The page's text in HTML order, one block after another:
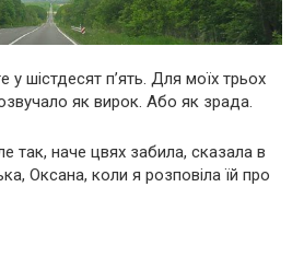
у шістдесят п’ять. Для моїх трьох
як вирок. Або як зрада.
так, наче цвях забила, сказала в
Оксана, коли я розповіла їй про